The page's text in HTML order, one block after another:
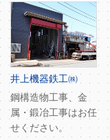
井上機器鉄工㈱
鋼構造物工事、金
属・鍛冶工事はお任
せください。